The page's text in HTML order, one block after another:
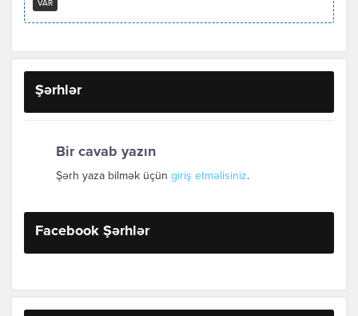
VAR
Şərhlər
Bir cavab yazın
Şərh yaza bilmək üçün giriş etməlisiniz.
Facebook Şərhlər